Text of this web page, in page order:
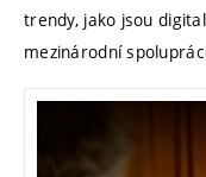
trendy, jako jsou
mezinárodní